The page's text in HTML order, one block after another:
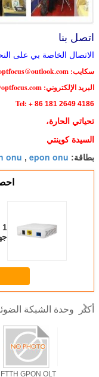
اتصل بنا
الاتصال الخاصة بي على
سكايب: optfocus@outlook.com
البريد الإلكتروني: ftth@optfocus.com
Tel: + 86 181 2649 4186
تحياتي الحارة،
السيدة كوينتي
بطاقة: epon onu
,
onu
أكثر وحدة الشبكة
FTTH GPON OLT